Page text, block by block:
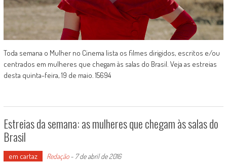
Toda semana o Mulher no Cinema lista os filmes dirigidos, escritos e/ou
centrados em mulheres que chegam às salas do Brasil. Veja as estreias
desta quinta-feira, 19 de maio. 15694
Estreias da semana: as mulheres que chegam às salas do
Brasil
em cartaz Redação- 7 de abril de 2016